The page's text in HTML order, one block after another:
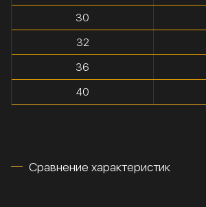
30
32
36
40
Сравнение характеристик